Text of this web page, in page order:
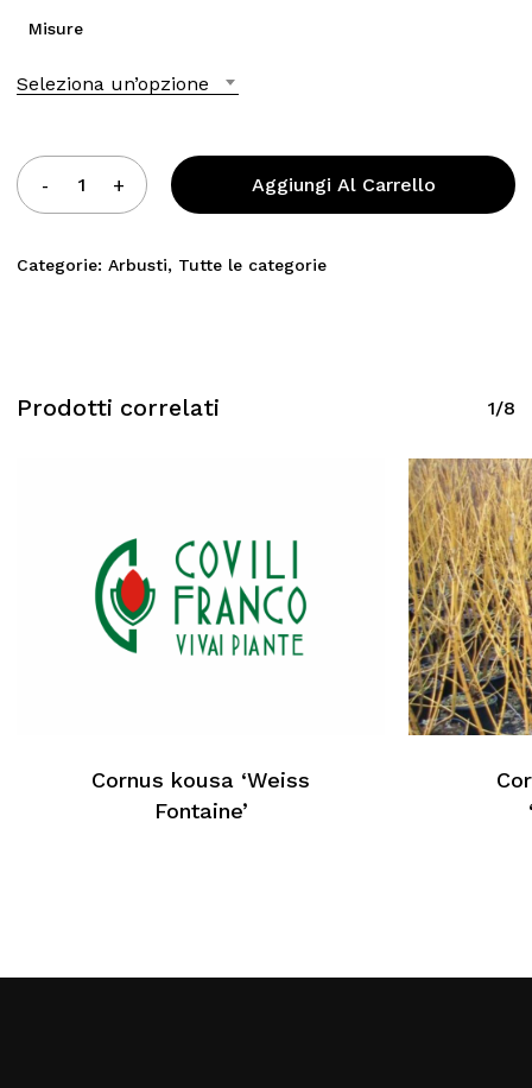
Misure
Seleziona un’opzione
Aggiungi Al Carrello
Categorie: Arbusti, Tutte le categorie
Prodotti correlati 1/8
Cornus kousa ‘Weiss
Fontaine’